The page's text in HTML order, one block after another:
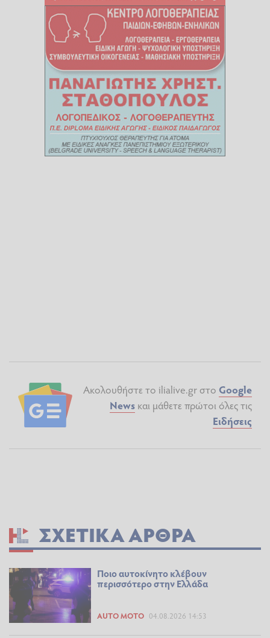
Ακολουθήστε το ilialive.gr στο Google
News και μάθετε πρώτοι όλες τις
Ειδήσεις
ΣΧΕΤΙΚΆ ΆΡΘΡΑ
Ποιο αυτοκίνητο κλέβουν
περισσότερο στην Ελλάδα
AUTO MOTO 04.08.2026 14:53